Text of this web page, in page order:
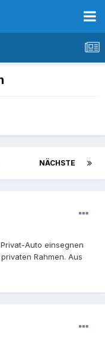
NÄCHSTE
Auto einsegnen
Rahmen. Aus